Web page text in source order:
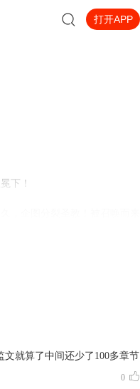
打开APP
下！
，企图分裂圣教！被召唤而来
自己撸出一个来！”史上最奇
任。
就算了中间还少了100多章节
0